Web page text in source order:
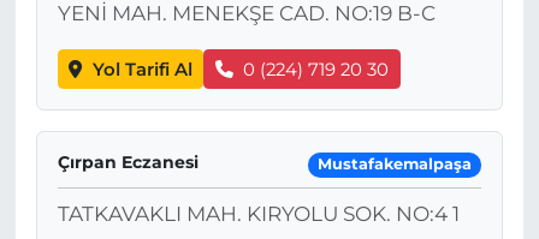
YENİ MAH. MENEKŞE CAD. NO:19 B-C
Yol Tarifi Al 0 (224) 719 20 30
Çırpan Eczanesi Mustafakemalpaşa
TATKAVAKLI MAH. KIRYOLU SOK. NO:4 1